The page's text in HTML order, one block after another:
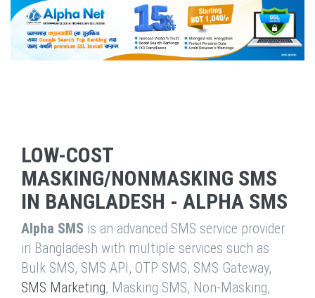
LOW-COST
MASKING/NONMASKING SMS
IN BANGLADESH - ALPHA SMS
Alpha SMS is an advanced SMS service provider
in Bangladesh with multiple services such as
Bulk SMS, SMS API, OTP SMS, SMS Gateway,
SMS Marketing, Masking SMS, Non-Masking,